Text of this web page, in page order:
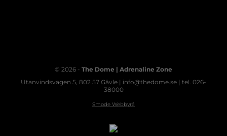
© 2026 - The Dome | Adrenaline Zone
Utanvindsvägen 5, 802 57 Gävle | info@thedome.se | tel. 026-
38000
Smode Webbyrå